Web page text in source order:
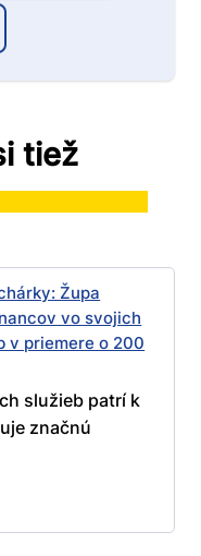
tiež
Župa
vo svojich
v priemere o 200
služieb patrí k
značnú